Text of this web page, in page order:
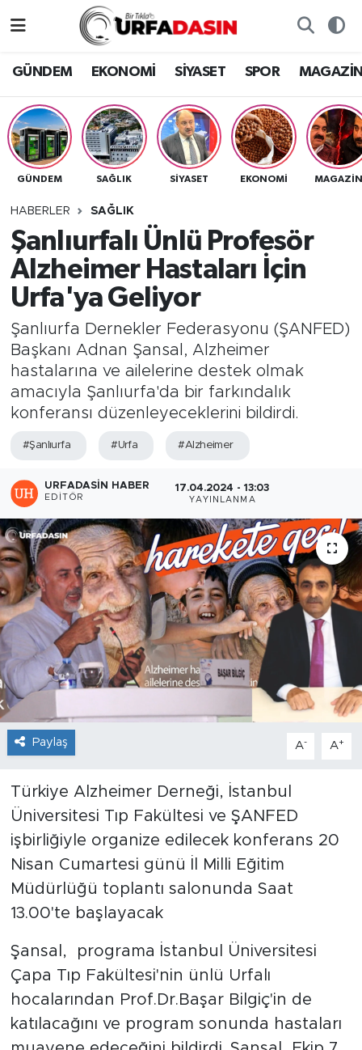
GÜNDEM EKONOMİ SİYASET SPOR
GÜNDEM SAĞLIK SİYASET EKONOMİ
HABERLER SAĞLIK
Şanlıurfalı Ünlü Profesör
Alzheimer Hastaları İçin
Urfa'ya Geliyor
Şanlıurfa Dernekler Federasyonu (ŞANFED)
Başkanı Adnan Şansal, Alzheimer
hastalarına ve ailelerine destek olmak
amacıyla Şanlıurfa'da bir farkındalık
konferansı düzenleyeceklerini bildirdi.
#Şanlıurfa #Urfa #Alzheimer
URFADASIN HABER
EDITÖR
17.04.2024 - 13:03
YAYINLANMA
Paylaş A- A+
Türkiye Alzheimer Derneği, İstanbul
Üniversitesi Tıp Fakültesi ve ŞANFED
işbirliğiyle organize edilecek konferans 20
Nisan Cumartesi günü İl Milli Eğitim
Müdürlüğü toplantı salonunda Saat
13.00'te başlayacak
Şansal, programa İstanbul Üniversitesi
Çapa Tıp Fakültesi'nin ünlü Urfalı
hocalarından Prof.Dr.Başar Bilgiç'in de
katılacağını ve program sonunda hastaları
EKONOMİ
SİYASET
SPOR
SAĞLIK
TEKNOLOJİ
OTOMOBİL
Gizlilik ve Güvenlik Politikası
İletişim
Nöbetçi Eczaneler
Hava Durumu
Namaz Vakitleri
Trafik Durumu
Süper Lig Puan Durumu ve Fikstür
Tüm Manşetler
Son Dakika Haberleri
Haber Arşivi